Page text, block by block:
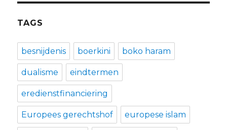
TAGS
besnijdenis boerkini boko haram
dualisme eindtermen
eredienstfinanciering
Europees gerechtshof europese islam